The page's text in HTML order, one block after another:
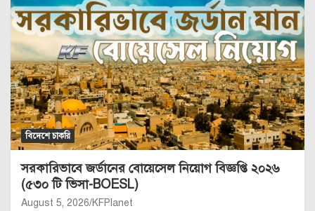
বিদেশে চাকরি
সরকারিভাবে জর্ডানের বোয়েসেল নিয়োগ বিজ্ঞপ্তি ২০২৬
(৫৩০ টি ভিসা-BOESL)
August 5, 2026 KFPlanet